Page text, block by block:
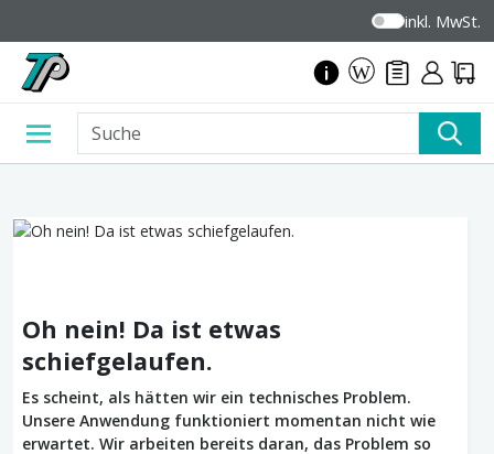
inkl. MwSt.
Oh nein! Da ist etwas
schiefgelaufen.
Es scheint, als hätten wir ein technisches Problem.
Unsere Anwendung funktioniert momentan nicht wie
erwartet. Wir arbeiten bereits daran, das Problem so